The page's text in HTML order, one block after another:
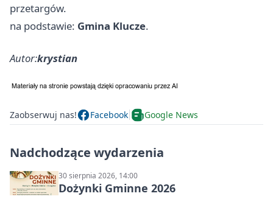
przetargów.
na podstawie: Gmina Klucze.
Autor:krystian
Zaobserwuj nas! Facebook Google News
Nadchodzące wydarzenia
30 sierpnia 2026, 14:00
Dożynki Gminne 2026